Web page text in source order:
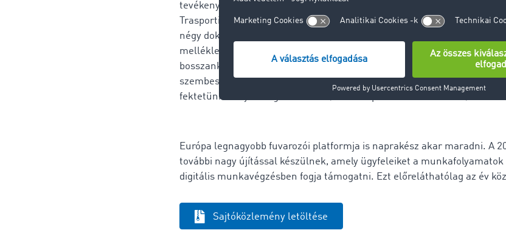
tevékenykedik, ugyanis itt az idő igen értékes dolog. Az olaszországi
Trasporti vezetője, Jody Dal Ferro is tisztában van ezzel: „Korábban
négy dokumentumot küldtünk faxon vagy e-mail-ben. Olykor ezek nem
melléklet volt túl nagy és emiatt újból utána kellett néznünk
bosszankodással járt. Ezekkel a problémákkal a funkció használata óta
szembesülnünk. Több partnerünk eleinte nagyon csodálkozott, hogy
fektetünk ennyit a digitalizációba, de aki a piacon akar maradni, annak
Európa legnagyobb fuvarozói platformja is naprakész akar maradni. A
további nagy újítással készülnek, amely ügyfeleiket a
digitális munkavégzésben fogja támogatni. Ezt előreláthatólag az év
Sajtóközlemény letöltése